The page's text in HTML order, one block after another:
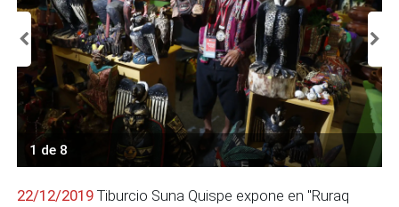
1 de 8
22/12/2019 Tiburcio Suna Quispe expone en "Ruraq